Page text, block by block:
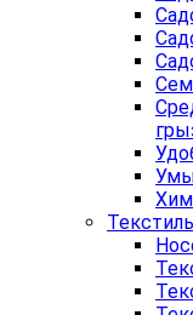
Текстиль